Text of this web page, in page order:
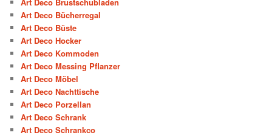
Art Deco Bücherregal
Art Deco Büste
Art Deco Hocker
Art Deco Kommoden
Art Deco Messing Pflanzer
Art Deco Möbel
Art Deco Nachttische
Art Deco Porzellan
Art Deco Schrank
Art Deco Schrankco